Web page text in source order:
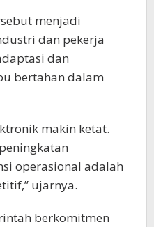
menjadi
dan pekerja
dan
bertahan dalam
makin ketat.
operasional adalah
ujarnya.
berkomitmen